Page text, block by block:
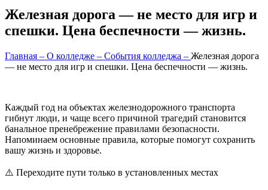
Железная дорога — не место для игр и
спешки. Цена беспечности — жизнь.
Главная – О колледже – События колледжа – Железная дорога
— не место для игр и спешки. Цена беспечности — жизнь.
Каждый год на объектах железнодорожного транспорта
гибнут люди, и чаще всего причиной трагедий становится
банальное пренебрежение правилами безопасности.
Напоминаем основные правила, которые помогут сохранить
вашу жизнь и здоровье.
⚠️ Переходите пути только в установленных местах